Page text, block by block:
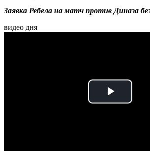
Заявка Ребела на матч против Диназа
видео дня
Play